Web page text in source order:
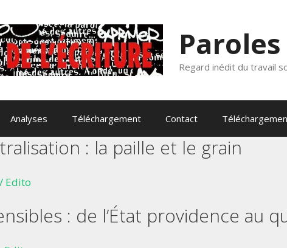
Regard inédit du travail
Analyses Téléchargement Contact
: la paille et le grain
Edito
: de l’État providence au